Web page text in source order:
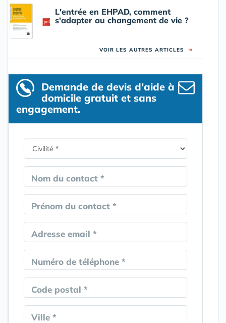
L'entrée en EHPAD, comment
s'adapter au changement de vie ?
VOIR LES AUTRES ARTICLES ➜
Demande de devis d’aide à
domicile gratuit et sans
engagement.
Nom du contact *
Prénom du contact *
Adresse email *
Numéro de téléphone *
Code postal *
Ville *